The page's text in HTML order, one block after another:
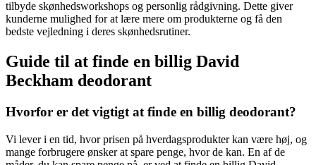
tilbyde skønhedsworkshops og personlig rådgivning. Dette giver
kunderne mulighed for at lære mere om produkterne og få den
bedste vejledning i deres skønhedsrutiner.
Guide til at finde en billig David
Beckham deodorant
Hvorfor er det vigtigt at finde en billig deodorant?
Vi lever i en tid, hvor prisen på hverdagsprodukter kan være høj, og
mange forbrugere ønsker at spare penge, hvor de kan. En af de